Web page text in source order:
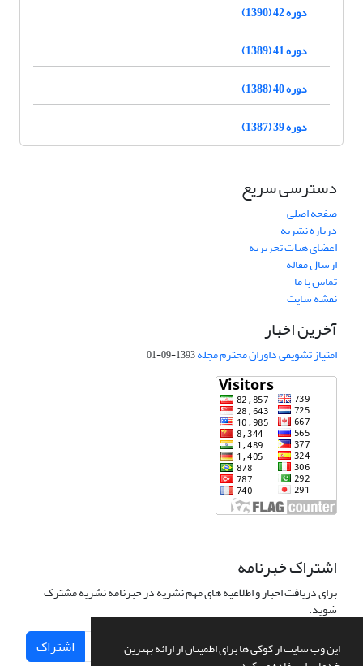
این وب سایت از کوکی ها برای اطمینان از ارائه بهترین
دوره 42 (1390)
دوره 41 (1389)
دوره 40 (1388)
دوره 39 (1387)
دسترسی سریع
صفحه اصلی
درباره نشریه
اعضای هیات تحریریه
ارسال مقاله
تماس با ما
نقشه سایت
آخرین اخبار
امتیاز تشویقی داوران محترم مجله1393-09-01
اشتراک خبرنامه
برای دریافت اخبار و اطلاعیه های مهم نشریه در خبرنامه نشریه مشترک
شوید.
اشتراک